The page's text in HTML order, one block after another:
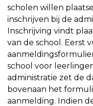
scholen willen
inschrijven bij de
Inschrijving vindt
van de school. Eerst
school voor
administratie zet de
bovenaan het
aanmelding. Indien